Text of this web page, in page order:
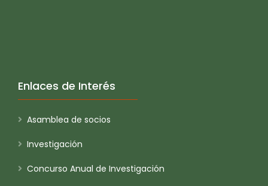
Enlaces de Interés
Asamblea de socios
Investigación
Concurso Anual de Investigación